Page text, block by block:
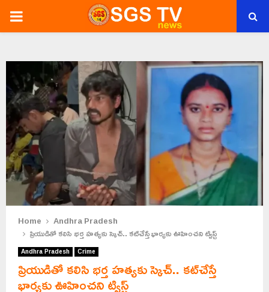
PRIMARY
Home
Andhra Pradesh
ప్రియుడితో కలిసి భర్త హత్యకు స్కెచ్.. కట్‌చేస్తే భార్యకు ఊహించని ట్విస్ట్
Andhra Pradesh Crime
ప్రియుడితో కలిసి భర్త హత్యకు స్కెచ్.. కట్‌చేస్తే
భార్యకు ఊహించని ట్విస్ట్